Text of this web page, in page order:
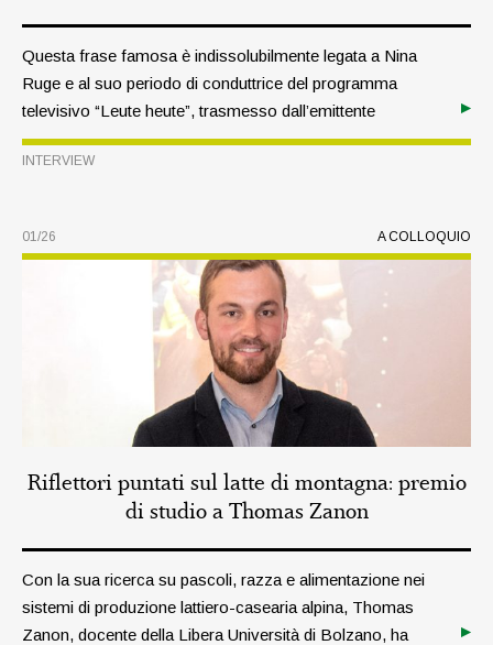
Questa frase famosa è indissolubilmente legata a Nina
Ruge e al suo periodo di conduttrice del programma
televisivo “Leute heute”, trasmesso dall’emittente
germanica ZDF. Oggi, la biologa e autrice di bestseller
dedica la maggior parte del suo tempo a sensibilizzare il
ciascuno di noi può incidere in prima persona sulla qualità
della propria vita fino in età avanzata.
INTERVIEW
A COLLOQUIO
01/26
Riflettori puntati sul latte di montagna: premio
di studio a Thomas Zanon
Con la sua ricerca su pascoli, razza e alimentazione nei
sistemi di produzione lattiero-casearia alpina, Thomas
Zanon, docente della Libera Università di Bolzano, ha